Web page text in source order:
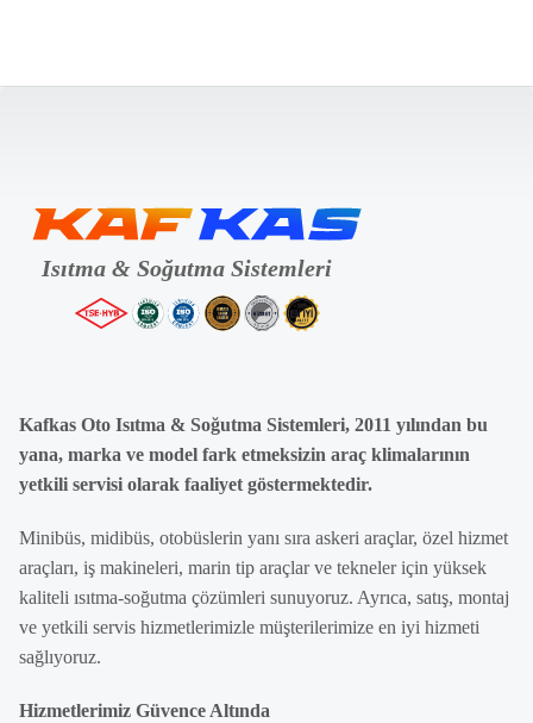
Kafkas Oto Isıtma & Soğutma Sistemleri, 2011 yılından bu
yana, marka ve model fark etmeksizin araç klimalarının
yetkili servisi olarak faaliyet göstermektedir.
Minibüs, midibüs, otobüslerin yanı sıra askeri araçlar, özel hizmet
araçları, iş makineleri, marin tip araçlar ve tekneler için yüksek
kaliteli ısıtma-soğutma çözümleri sunuyoruz. Ayrıca, satış, montaj
ve yetkili servis hizmetlerimizle müşterilerimize en iyi hizmeti
sağlıyoruz.
Hizmetlerimiz Güvence Altında